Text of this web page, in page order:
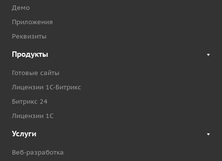
Демо
Приложения
Реквизиты
Продукты
Готовые сайты
Лицензии 1С-Битрикс
Битрикс 24
Лицензии 1С
Услуги
Веб-разработка